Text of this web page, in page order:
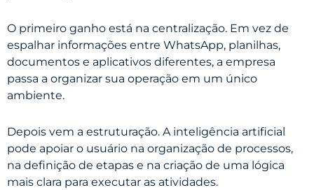
O primeiro ganho está na centralização. Em vez de
espalhar informações entre WhatsApp, planilhas,
documentos e aplicativos diferentes, a empresa
passa a organizar sua operação em um único
ambiente.
Depois vem a estruturação. A inteligência artificial
pode apoiar o usuário na organização de processos,
na definição de etapas e na criação de uma lógica
mais clara para executar as atividades.